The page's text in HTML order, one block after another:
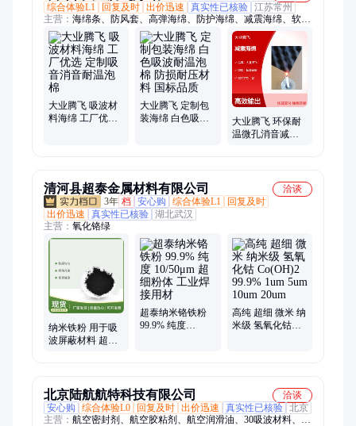
综合体验L1
回复及时 出价迅速 真实性已核验 江苏常州
主营： 海绵条、防风套、高弹海绵、防护海绵、减震海绵、软包
海绵、阻燃海绵、防震海绵、防静电泡棉、氯丁胶海绵、防滑耐
磨海绵、模压过滤海绵、密封绝缘海棉、减震复合海绵、缓冲海
绵垫圈、汽车密封垫片、隔热保温泡棉管、单双面复合海绵
大业腾飞 吸波材
料海绵 工厂优选
大业腾飞 定制包
装海绵 白色吸波
大业腾飞 环保耐
温微孔消音减震
清河县超泰金属材料有限公司
洽谈
3年 档 安心购 综合体验L1
回复及时
出价迅速
真实性已核验 湖北武汉
主营： 氧化铬绿
纳米铁粉 用于吸
波屏蔽材料 超细
超泰纳米铬铁粉
99.9% 纯度
高纯 超细 微米 纳
米级 氢氧化钴
北京陆航航特科技有限公司
洽谈
安心购
综合体验L0 回复及时 出价迅速 真实性已核验 北京
主营： 航空密封剂、航空胶粘剂、航空润滑油、30吸波材料、航